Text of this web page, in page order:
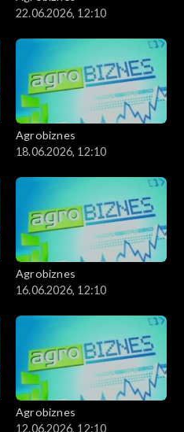
22.06.2026, 12:10
Agrobiznes
18.06.2026, 12:10
Agrobiznes
16.06.2026, 12:10
Agrobiznes
12.06.2026, 12:10